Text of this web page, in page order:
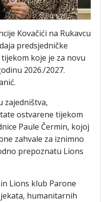
Kovačići na Rukavcu
predsjedničke
koje je za novu
2026./2027.
zajedništva,
ostvarene tijekom
Paule Čermin, kojoj
zahvale za iznimno
prepoznatu Lions
Lions klub Parone
humanitarnih